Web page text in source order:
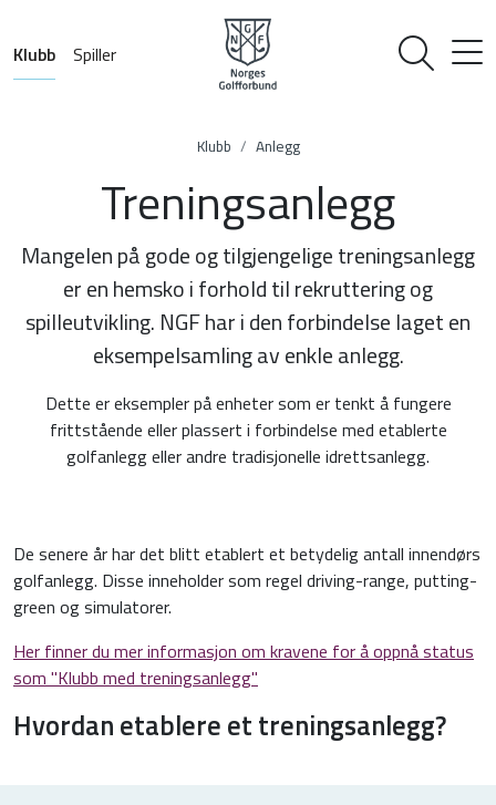
Klubb Spiller
Klubb Anlegg
Treningsanlegg
Mangelen på gode og tilgjengelige treningsanlegg
er en hemsko i forhold til rekruttering og
spilleutvikling. NGF har i den forbindelse laget en
eksempelsamling av enkle anlegg.
Dette er eksempler på enheter som er tenkt å fungere
frittstående eller plassert i forbindelse med etablerte
golfanlegg eller andre tradisjonelle idrettsanlegg.
De senere år har det blitt etablert et betydelig antall innendørs
golfanlegg. Disse inneholder som regel driving-range, putting-
green og simulatorer.
Her finner du mer informasjon om kravene for å oppnå status
som "Klubb med treningsanlegg"
Hvordan etablere et treningsanlegg?